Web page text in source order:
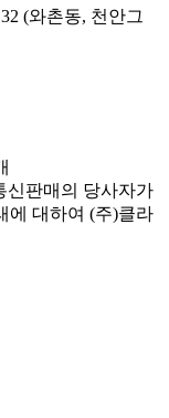
(와촌동, 천안그
신판매의 당사자가
에 대하여 (주)클라